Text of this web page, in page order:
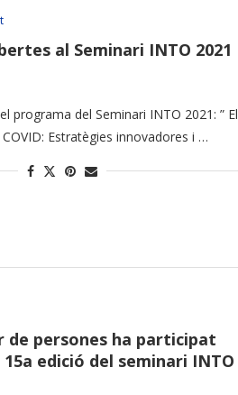
al Seminari INTO 2021
programa del Seminari INTO 2021: ” El
Estratègies innovadores i …
de persones ha participat
edició del seminari INTO